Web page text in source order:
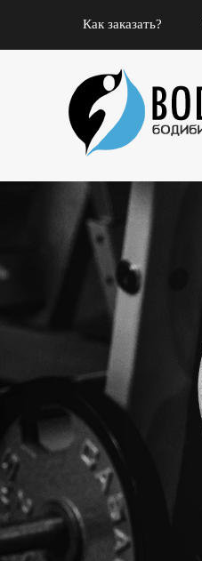
Как заказать?